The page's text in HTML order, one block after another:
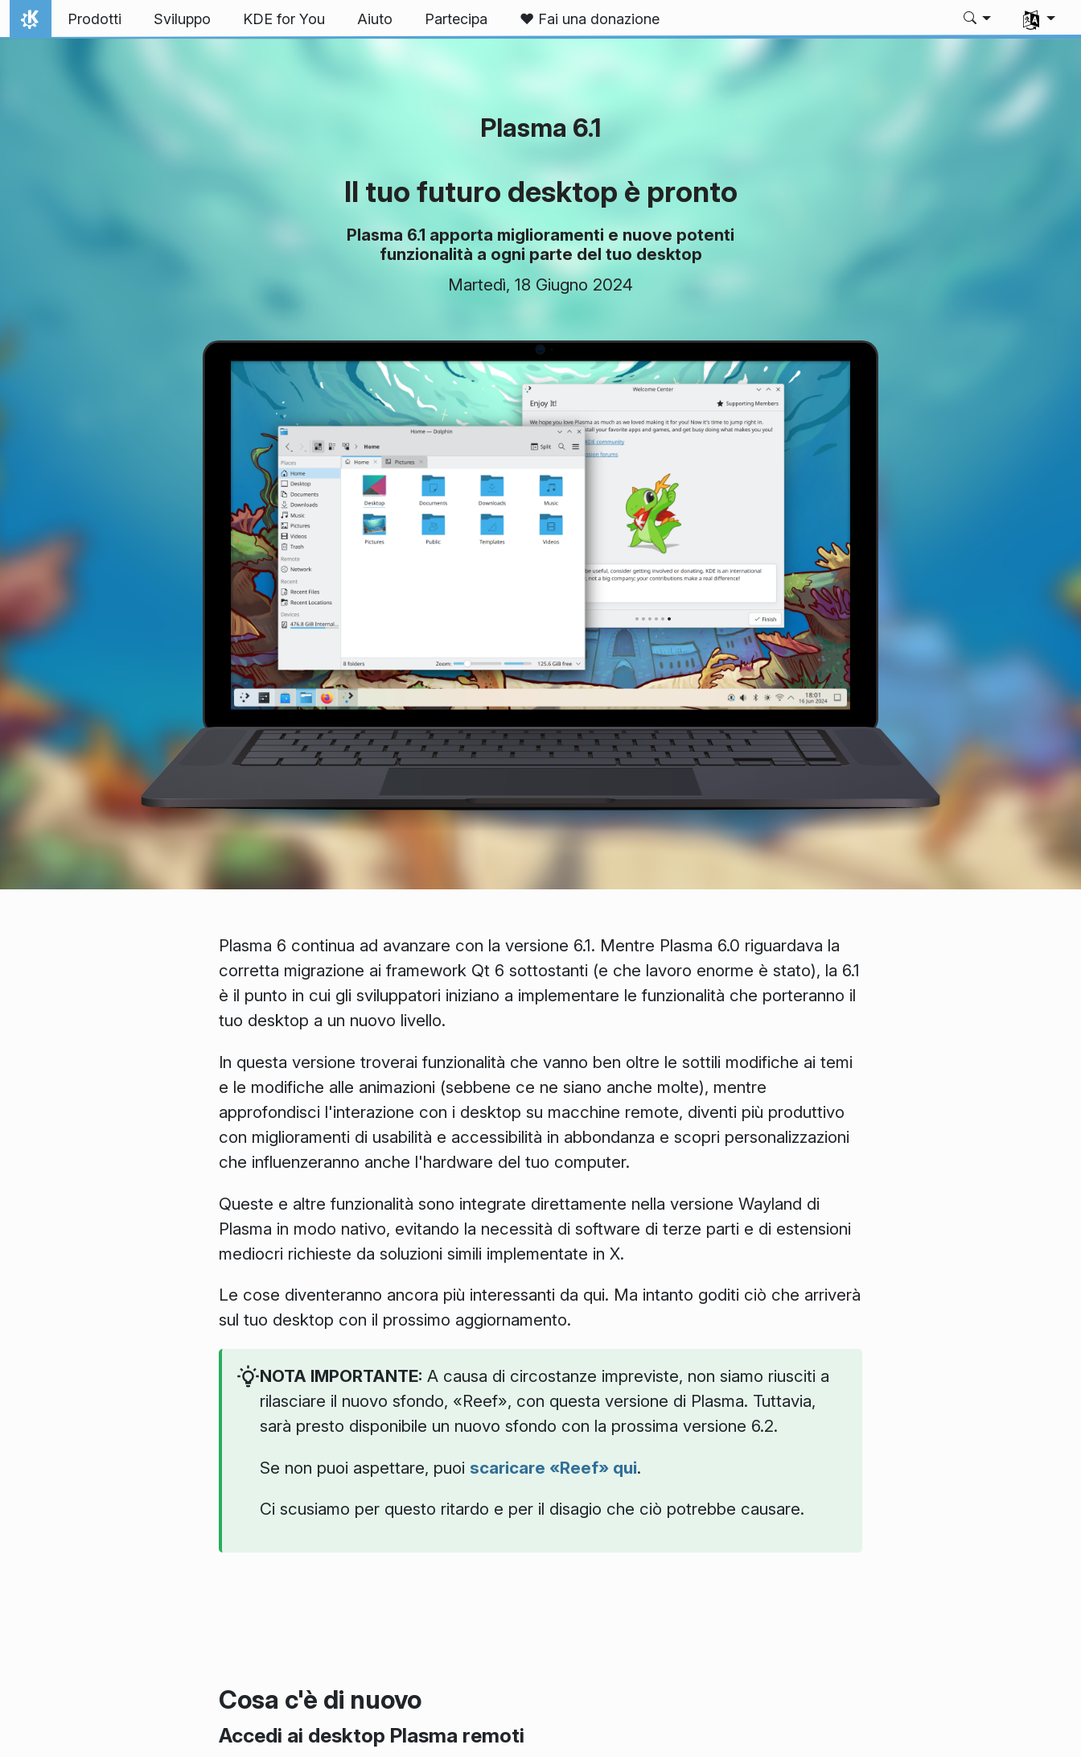
Passa al contenuto
Pagina iniziale
Prodotti Sviluppo KDE for You Aiuto Partecipa ❤️ Fai una donazione
Plasma 6.1
Il tuo futuro desktop è pronto
Plasma 6.1 apporta miglioramenti e nuove potenti
funzionalità a ogni parte del tuo desktop
Martedì, 18 Giugno 2024
Plasma 6 continua ad avanzare con la versione 6.1. Mentre Plasma 6.0 riguardava la
corretta migrazione ai framework Qt 6 sottostanti (e che lavoro enorme è stato), la 6.1
è il punto in cui gli sviluppatori iniziano a implementare le funzionalità che porteranno il
tuo desktop a un nuovo livello.
In questa versione troverai funzionalità che vanno ben oltre le sottili modifiche ai temi
e le modifiche alle animazioni (sebbene ce ne siano anche molte), mentre
approfondisci l'interazione con i desktop su macchine remote, diventi più produttivo
con miglioramenti di usabilità e accessibilità in abbondanza e scopri personalizzazioni
che influenzeranno anche l'hardware del tuo computer.
Queste e altre funzionalità sono integrate direttamente nella versione Wayland di
Plasma in modo nativo, evitando la necessità di software di terze parti e di estensioni
mediocri richieste da soluzioni simili implementate in X.
Le cose diventeranno ancora più interessanti da qui. Ma intanto goditi ciò che arriverà
sul tuo desktop con il prossimo aggiornamento.
NOTA IMPORTANTE: A causa di circostanze impreviste, non siamo riusciti a
rilasciare il nuovo sfondo, «Reef», con questa versione di Plasma. Tuttavia,
sarà presto disponibile un nuovo sfondo con la prossima versione 6.2.
Se non puoi aspettare, puoi scaricare «Reef» qui.
Ci scusiamo per questo ritardo e per il disagio che ciò potrebbe causare.
Cosa c'è di nuovo
Accedi ai desktop Plasma remoti